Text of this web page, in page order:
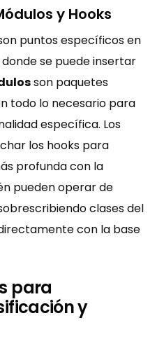
y Hooks
puntos específicos en
se puede insertar
son paquetes
todo lo necesario para
específica. Los
los hooks para
profunda con la
pueden operar de
clases del
con la base
para
y